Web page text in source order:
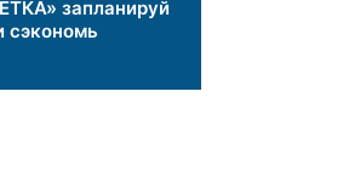
запланируй
сэкономь